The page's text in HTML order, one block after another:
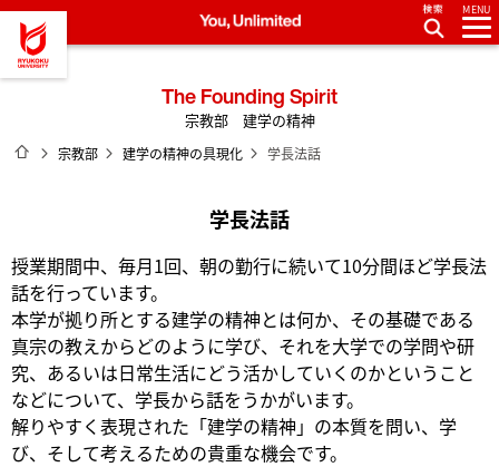
龍谷大学 You, Unlimited
MENU
The Founding Spirit
宗教部 建学の精神
ホーム
宗教部 建学の精神の具現化 学長法話
学長法話
授業期間中、毎月1回、朝の勤行に続いて10分間ほど学長法
話を行っています。
本学が拠り所とする建学の精神とは何か、その基礎である
真宗の教えからどのように学び、それを大学での学問や研
究、あるいは日常生活にどう活かしていくのかということ
などについて、学長から話をうかがいます。
解りやすく表現された「建学の精神」の本質を問い、学
び、そして考えるための貴重な機会です。